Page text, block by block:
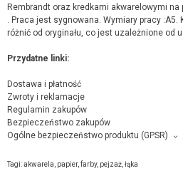
Rembrandt oraz kredkami akwarelowymi
. Praca jest sygnowana. Wymiary pracy
różnić od oryginału, co jest uzależnione od
Przydatne linki:
Dostawa i płatność
Zwroty i reklamacje
Regulamin zakupów
Bezpieczeństwo zakupów
Ogólne bezpieczeństwo produktu (GPSR)
Niebieska pracownia, Norwida 4/43, 38-300
Tagi:akwarela papier, farby, pejzaż łąka